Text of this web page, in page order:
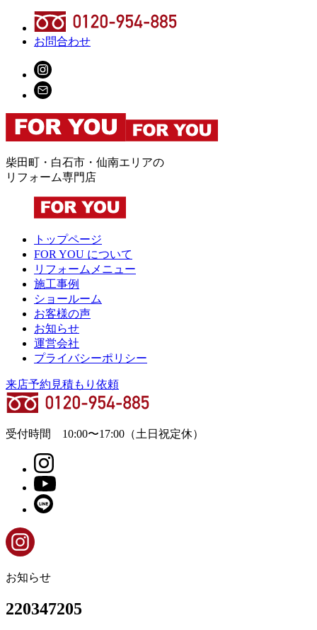
お問合わせ
柴田町・白石市・仙南エリアの
リフォーム専門店
トップページ
FOR YOU について
リフォームメニュー
施工事例
ショールーム
お客様の声
お知らせ
運営会社
プライバシーポリシー
来店予約 見積もり依頼
受付時間 10:00〜17:00 （土日祝定休）
お知らせ
220347205